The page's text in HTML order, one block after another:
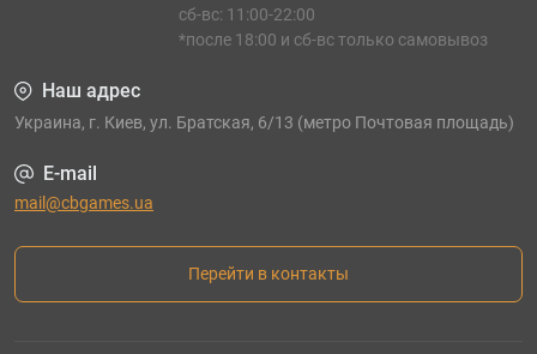
сб-вс: 11:00-22:00
*после 18:00 и сб-вс только самовывоз
Наш адрес
Украина, г. Киев, ул. Братская, 6/13 (метро Почтовая площадь)
E-mail
mail@cbgames.ua
Перейти в контакты